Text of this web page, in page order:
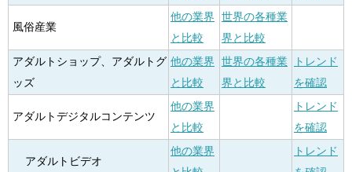
風俗産業
他の業界
と比較
世界の各種業
界と比較
アダルトショップ、アダルトグ
ッズ
他の業界
と比較
世界の各種業
界と比較
トレンド
を確認
アダルトデジタルコンテンツ
他の業界
と比較
トレンド
を確認
アダルトビデオ
他の業界
トレンド